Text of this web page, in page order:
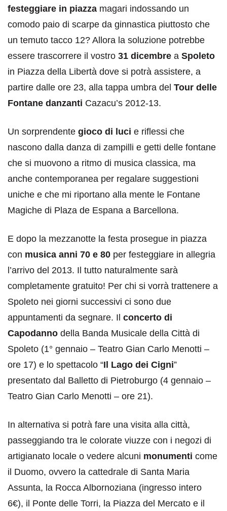
festeggiare in piazza magari indossando un
comodo paio di scarpe da ginnastica piuttosto che
un temuto tacco 12? Allora la soluzione potrebbe
essere trascorrere il vostro 31 dicembre a Spoleto
in Piazza della Libertà dove si potrà assistere, a
partire dalle ore 23, alla tappa umbra del Tour delle
Fontane danzanti Cazacu’s 2012-13.
Un sorprendente gioco di luci e riflessi che
nascono dalla danza di zampilli e getti delle fontane
che si muovono a ritmo di musica classica, ma
anche contemporanea per regalare suggestioni
uniche e che mi riportano alla mente le Fontane
Magiche di Plaza de Espana a Barcellona.
E dopo la mezzanotte la festa prosegue in piazza
con musica anni 70 e 80 per festeggiare in allegria
l’arrivo del 2013. Il tutto naturalmente sarà
completamente gratuito! Per chi si vorrà trattenere a
Spoleto nei giorni successivi ci sono due
appuntamenti da segnare. Il concerto di
Capodanno della Banda Musicale della Città di
Spoleto (1° gennaio – Teatro Gian Carlo Menotti –
ore 17) e lo spettacolo “Il Lago dei Cigni”
presentato dal Balletto di Pietroburgo (4 gennaio –
Teatro Gian Carlo Menotti – ore 21).
In alternativa si potrà fare una visita alla città,
passeggiando tra le colorate viuzze con i negozi di
artigianato locale o vedere alcuni monumenti come
il Duomo, ovvero la cattedrale di Santa Maria
Assunta, la Rocca Albornoziana (ingresso intero
6€), il Ponte delle Torri, la Piazza del Mercato e il